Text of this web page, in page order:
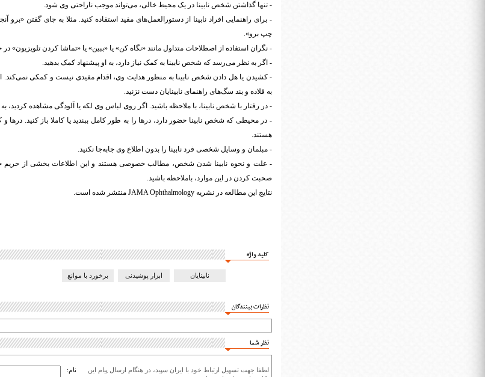
- تنها گذاشتن شخص نابینا در یک محیط خالی، می‌تواند موجب ناراحتی وی شود.
- برای راهنمایی افراد نابینا از دستورالعمل‌های مفید استفاده کنید. مثلا به جای گفتن «برو
چپ برو».
- نگران استفاده از اصطلاحات متداول مانند «نگاه کن» یا «ببین» یا «تماشا کردن تلویزیون» در
- اگر به نظر می‌رسد که شخص نابینا به کمک نیاز دارد، به او پیشنهاد کمک بدهید.
- کشیدن یا هل دادن شخص نابینا به منظور هدایت وی، اقدام مفیدی نیست و کمکی نمی‌کند. از
به قلاده و بند سگ‌های راهنمای نابینایان دست نزنید.
- در رفتار با شخص نابینا، با ملاحظه باشید. اگر روی لباس وی لکه یا آلودگی مشاهده
- در محیطی که شخص نابینا حضور دارد، درها را به طور کامل ببندید یا کاملا باز کنید. درها و
هستند.
- مبلمان و وسایل شخصی فرد نابینا را بدون اطلاع وی جابه‌جا نکنید.
- علت و نحوه نابینا شدن شخص، مطالب خصوصی هستند و این اطلاعات بخشی از
صحبت کردن در این موارد، باملاحظه باشید.
نتایج این مطالعه در نشریه JAMA Ophthalmology منتشر شده است.
کلید واژه
نابینایان ابزار پوشیدنی برخورد با موانع
نظرات بینندگان
نظر شما
لطفا جهت تسهیل ارتباط خود با ایران سپید، در هنگام ارسال پیام این
نام: